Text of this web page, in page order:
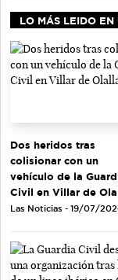
LO MÁS LEIDO
Dos heridos tras
colisionar con un
vehículo de la
Civil en Villar de
Las Noticias - 19/07/